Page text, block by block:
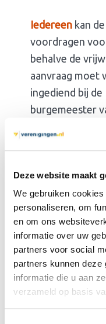
Deze website maakt
We gebruiken
personaliseren, om
en om ons
informatie over uw
partners voor social
partners kunnen deze
informatie die u aan
verzameld op basis
Iedereen kan
voordragen
behalve de
aanvraag moet
ingediend bij de
burgemeester
lintjes.nl
De aanvraag
volgende
Naam, adres
woonplaats
Een